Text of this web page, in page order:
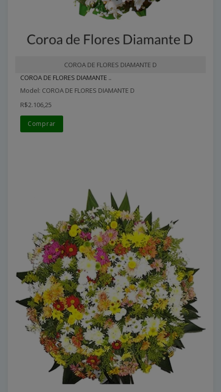
COROA DE FLORES DIAMANTE D
COROA DE FLORES DIAMANTE ..
Model: COROA DE FLORES DIAMANTE D
R$2.106,25
Comprar